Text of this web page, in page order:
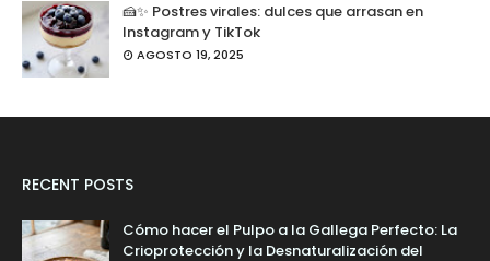
🍰✨ Postres virales: dulces que arrasan en
Instagram y TikTok
AGOSTO 19, 2025
RECENT POSTS
Cómo hacer el Pulpo a la Gallega Perfecto: La
Crioprotección y la Desnaturalización del